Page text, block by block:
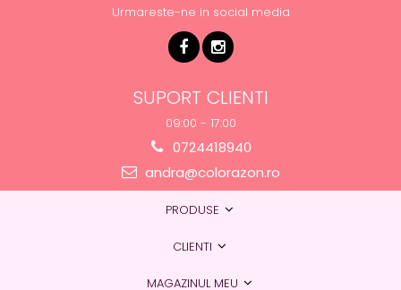
Urmareste-ne in social media
SUPORT CLIENTI
09:00 - 17:00
0724418940
andra@colorazon.ro
PRODUSE
CLIENTI
MAGAZINUL MEU